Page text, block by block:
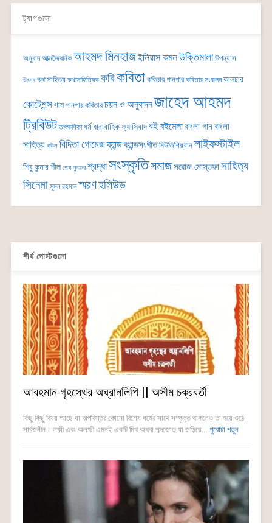
ট্যাগগুলো
অনুবাদ আত্মজৈবনিক আহমদ মিনহাজইলিয়াস কমলউক্তিমালা উপন্যাস
উৎসব কথাসাহিত্য কথাসাহিত্যিক কবিকবিতা কবিতার গানপার কবিতার সংকলন কালচার
কোটেশন্সগান গানপার কবিতার চয়ন ও অনুবাদনজাহেদ আহমদ
ট্রিবিউট তাৎক্ষণিকা ধর্ম ধারাবাহিকফ্যাসিবাদবইবইমেলাবাংলা গানবাংলা
সাহিত্য বাউল বিদিতা গোমেজব্যান্ডব্যান্ডসংগীত মিউজিশিয়্যান লাইফস্টাইল
শিবু কুমার শীল শেখ লুৎফর শ্রদ্ধাসংস্কৃতিসমাজসরোজ মোস্তফাসাহিত্য
সিনেমা সুমন রহমান স্মরণহলিউড
শীর্ষ পোস্টগুলো
আবহমান গৃহস্থের অঘ্রানলিপি || অসীম চক্রবর্তী
কিছু কিছু বিষয় আছে যা অল্পবিস্তর কোনো বিশেষ ধর্মের সাথে সম্পৃক্ত থাকলেও তা হয়ে ওঠে
সার্বজনীন। লক্ষ্মী এবং অলক্ষ্মী এমনই একটি মিথ অথবা শব্দজোড় যা জড়িয়ে... পুরোটা পড়ুন